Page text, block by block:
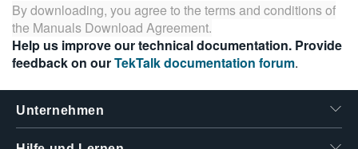
By downloading, you agree to the terms and conditions of
the Manuals Download Agreement.
Help us improve our technical documentation. Provide
feedback on ourTekTalk documentation forum.
Unternehmen